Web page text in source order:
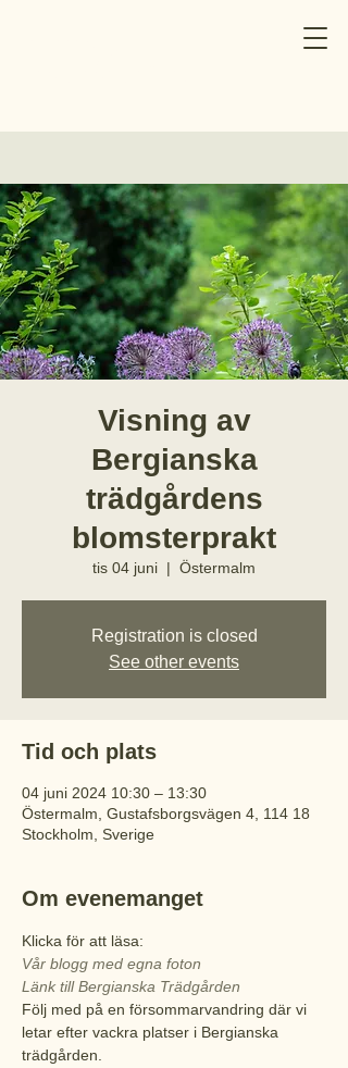
Visning av
Bergianska
trädgårdens
blomsterprakt
tis 04 juni
  |
Östermalm
Registration is closed
See other events
Tid och plats
04 juni 2024 10:30 – 13:30
Östermalm, Gustafsborgsvägen 4, 114 18
Stockholm, Sverige
Om evenemanget
Klicka för att läsa:
Vår blogg med egna foton
Länk till Bergianska Trädgården
Följ med på en försommarvandring där vi
letar efter vackra platser i Bergianska
trädgården.